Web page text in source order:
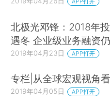
北极光邓锋：2018年
遇冬 企业级业务融资
2019年04月23日 APP打开
专栏|从全球宏观视角
2019年04月05日 APP打开